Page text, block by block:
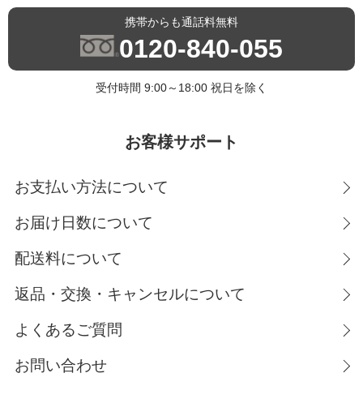
携帯からも通話料無料
0120-840-055
受付時間 9:00～18:00 祝日を除く
お客様サポート
お支払い方法について
お届け日数について
配送料について
返品・交換・キャンセルについて
よくあるご質問
お問い合わせ